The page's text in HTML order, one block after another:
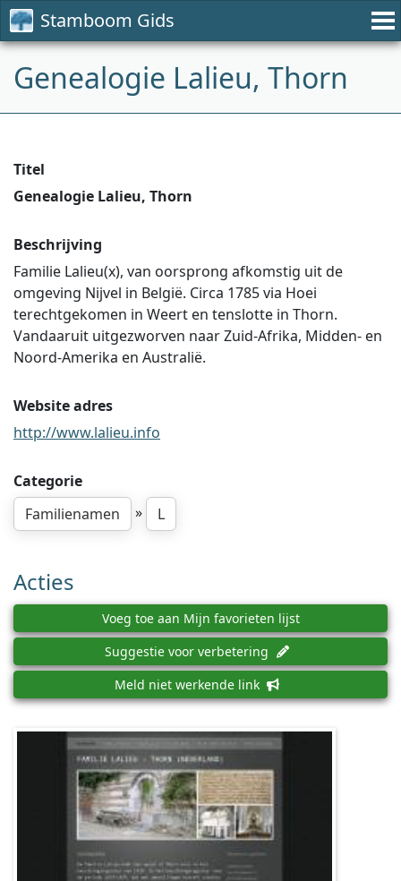
Stamboom Gids
Genealogie Lalieu, Thorn
Titel
Genealogie Lalieu, Thorn
Beschrijving
Familie Lalieu(x), van oorsprong afkomstig uit de
omgeving Nijvel in België. Circa 1785 via Hoei
terechtgekomen in Weert en tenslotte in Thorn.
Vandaaruit uitgezworven naar Zuid-Afrika, Midden- en
Noord-Amerika en Australië.
Website adres
http://www.lalieu.info
Categorie
Familienamen
» L
Acties
Voeg toe aan Mijn favorieten lijst
Suggestie voor verbetering
Meld niet werkende link